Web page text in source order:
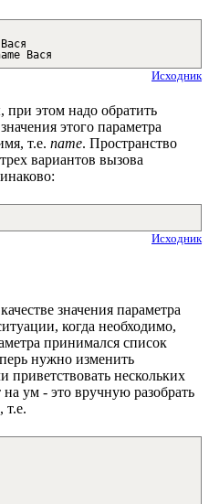
Вася
Исходник
при этом надо обратить
этого параметра
т.е. name. Пространство
вариантов вызова
Исходник
значения параметра
когда необходимо,
принимался список
нужно изменить
нескольких
ум - это вручную разобрать
т.е.